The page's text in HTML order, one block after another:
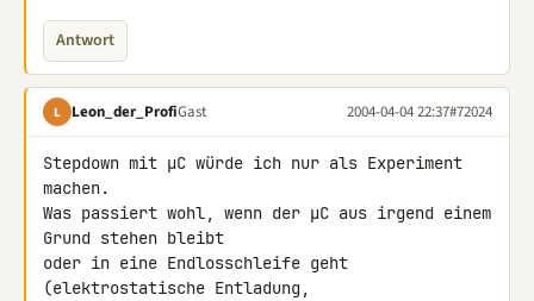
Antwort
L Leon_der_ProfiGast 2004-04-04 22:37#72024
Stepdown mit µC würde ich nur als Experiment
machen.
Was passiert wohl, wenn der µC aus irgend einem
Grund stehen bleibt
oder in eine Endlosschleife geht
(elektrostatische Entladung,